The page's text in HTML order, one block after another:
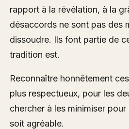
rapport à la révélation, à la
désaccords ne sont pas des
dissoudre. Ils font partie de
tradition est.
Reconnaître honnêtement
plus respectueux, pour les
chercher à les minimiser
soit agréable.